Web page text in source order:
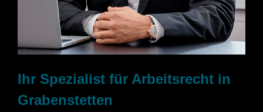
Ihr Spezialist für Arbeitsrecht in
Grabenstetten